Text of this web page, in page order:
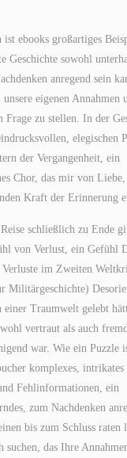
ist ebooks großartiges
Geschichte sowohl
anregend sein
eigenen Annahmen
Frage zu stellen. In der
elegischen
der Vergangenheit, ein
Chor, das mir von
Kraft der Erinnerung
schließlich zu Ende
von Verlust, ein Gefühl
im Zweiten
Militärgeschichte)
einer Traumwelt gelebt
vertraut als auch
war. Wie ein Puzzle
komplexes, intrikates
Fehlinformationen, ein
zum Nachdenken
bis zum Schluss raten
suchen, das Ihre